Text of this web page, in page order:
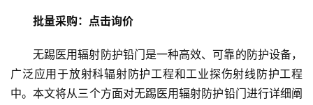
批量采购：点击询价
无踢医用辐射防护铅门是一种高效、可靠的防护设备，
广泛应用于放射科辐射防护工程和工业探伤射线防护工程
中。本文将从三个方面对无踢医用辐射防护铅门进行详细阐